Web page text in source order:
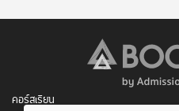
คอร์สเรียน